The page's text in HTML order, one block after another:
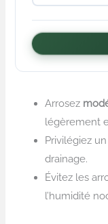
Arrosez
légèrement
Privilégiez un
drainage.
Évitez les
l’humidité